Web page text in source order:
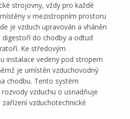
strojovny, vždy pro každé
v mezistropním prostoru
je vzduch upravován a vháněn
digestoří do chodby a odtud
Ke středovým
instalace vedeny pod stropem
je umístěn vzduchovodný
chodbu. Tento systém
vzduchu o usnadňuje
vzduchotechnické